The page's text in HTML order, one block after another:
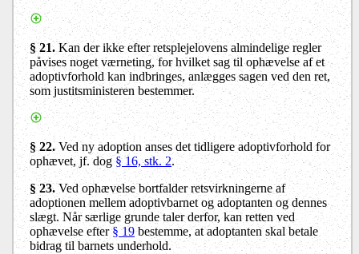
§ 21. Kan der ikke efter retsplejelovens almindelige regler
påvises noget værneting, for hvilket sag til ophævelse af et
adoptivforhold kan indbringes, anlægges sagen ved den ret,
som justitsministeren bestemmer.
§ 22.Ved ny adoption anses det tidligere adoptivforhold for
ophævet, jf. dog§ 16, stk. 2.
§ 23.Ved ophævelse bortfalder retsvirkningerne af
adoptionen mellem adoptivbarnet og adoptanten og dennes
slægt. Når særlige grunde taler derfor, kan retten ved
ophævelse efter§ 19bestemme, at adoptanten skal betale
bidrag til barnets underhold.